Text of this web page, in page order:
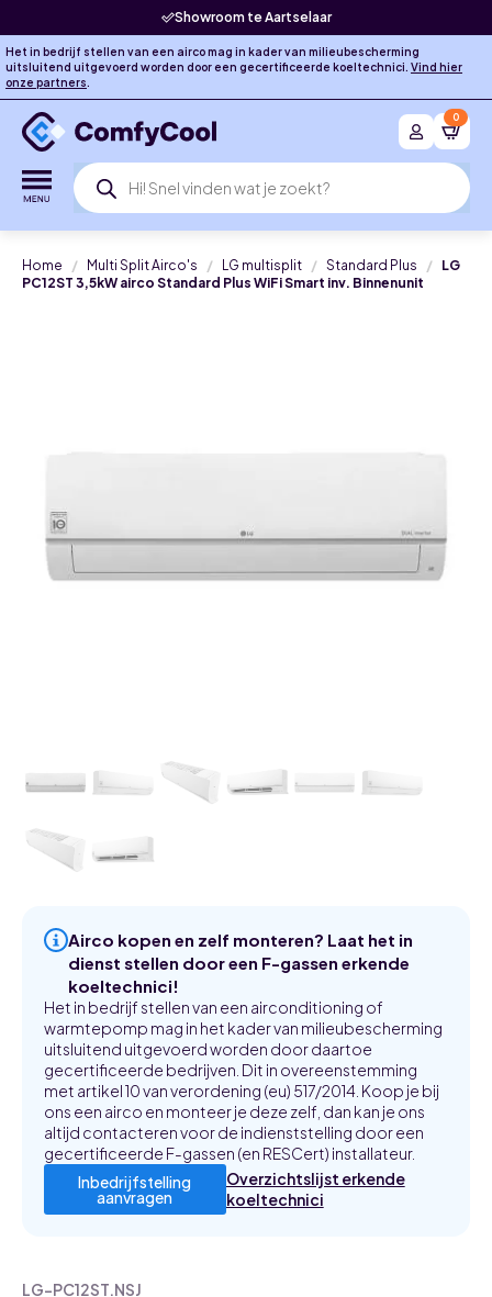
Showroom te Aartselaar
Het in bedrijf stellen van een airco mag in kader van milieubescherming
uitsluitend uitgevoerd worden door een gecertificeerde koeltechnici. Vind hier
onze partners.
Producten
zoeken
0
Home Multi Split Airco's LG multisplit Standard Plus
LG
PC12ST 3,5kW airco Standard Plus WiFi Smart inv. Binnenunit
Airco kopen en zelf monteren? Laat het in
dienst stellen door een F-gassen erkende
koeltechnici!
Het in bedrijf stellen van een airconditioning of
warmtepomp mag in het kader van milieubescherming
uitsluitend uitgevoerd worden door daartoe
gecertificeerde bedrijven. Dit in overeenstemming
met artikel 10 van verordening (eu) 517/2014. Koop je bij
ons een airco en monteer je deze zelf, dan kan je ons
altijd contacteren voor de indienststelling door een
gecertificeerde F-gassen (en RESCert) installateur.
Inbedrijfstelling
aanvragen
Overzichtslijst erkende
koeltechnici
LG-PC12ST.NSJ